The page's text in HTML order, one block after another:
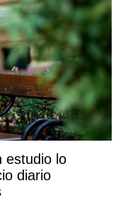
estudio lo
diario